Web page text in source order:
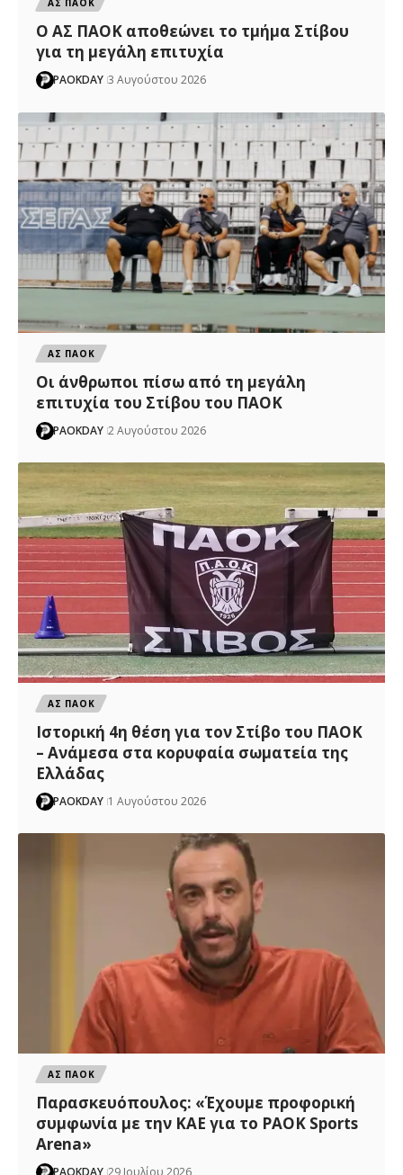
ΑΣ ΠΑΟΚ
Ο ΑΣ ΠΑΟΚ αποθεώνει το τμήμα Στίβου
για τη μεγάλη επιτυχία
PAOKDAY 3 Αυγούστου 2026
ΑΣ ΠΑΟΚ
Οι άνθρωποι πίσω από τη μεγάλη
επιτυχία του Στίβου του ΠΑΟΚ
PAOKDAY 2 Αυγούστου 2026
ΑΣ ΠΑΟΚ
Ιστορική 4η θέση για τον Στίβο του ΠΑΟΚ
– Ανάμεσα στα κορυφαία σωματεία της
Ελλάδας
PAOKDAY 1 Αυγούστου 2026
ΑΣ ΠΑΟΚ
Παρασκευόπουλος: «Έχουμε προφορική
συμφωνία με την ΚΑΕ για το PAOK Sports
Arena»
PAOKDAY 29 Ιουλίου 2026